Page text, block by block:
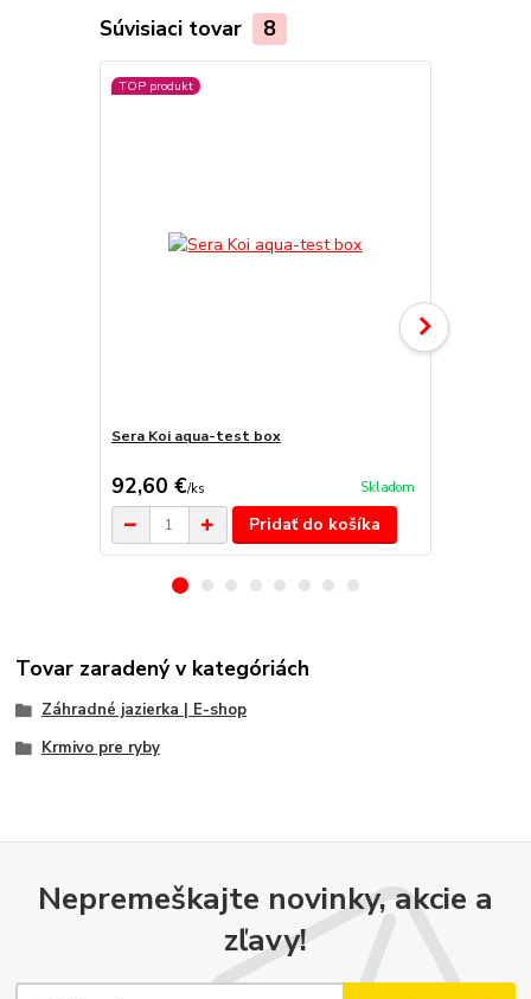
Súvisiaci tovar 8
TOP produkt
Sera Koi aqua-test box
92,60 €/ks Skladom
Pridať do košíka
Tovar zaradený v kategóriách
Záhradné jazierka | E-shop
Krmivo pre ryby
Nepremeškajte novinky, akcie a
zľavy!